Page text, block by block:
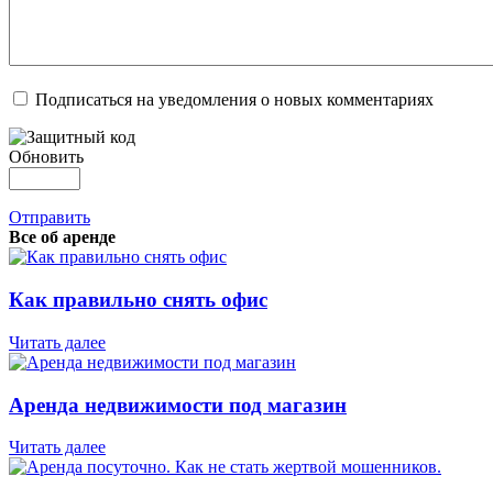
Подписаться на уведомления о новых комментариях
Обновить
Отправить
Все об аренде
Как правильно снять офис
Читать далее
Аренда недвижимости под магазин
Читать далее